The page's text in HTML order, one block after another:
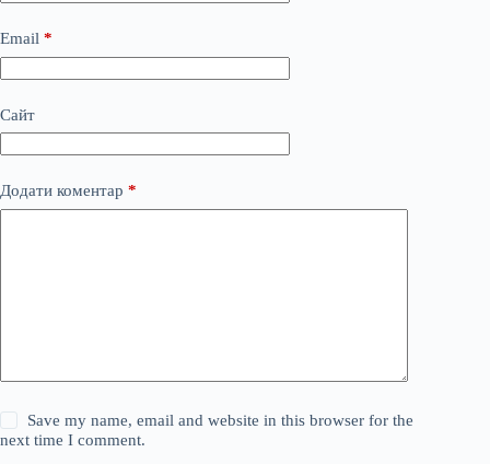
Email *
Сайт
Додати коментар *
Save my name, email and website in this browser for the
next time I comment.